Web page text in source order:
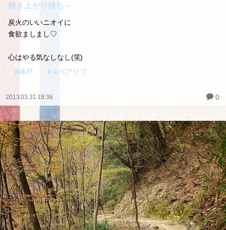
焼き上がり待ち～
炭火のいいニオイに
食欲ましまし♡
心はやる気なしなし(笑)
#神戸
#スペアリブ
2013.03.31 18:36 0